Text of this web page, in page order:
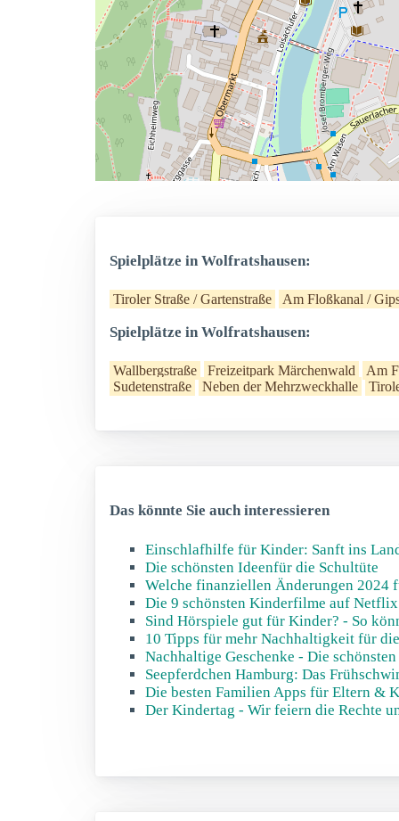
Spielplätze in Wolfratshausen:
Tiroler Straße / Gartenstraße Am Floßkanal /
Spielplätze in Wolfratshausen:
Wallbergstraße Freizeitpark Märchenwald
Am
Sudetenstraße
Neben der Mehrzweckhalle
Das könnte Sie auch interessieren
Einschlafhilfe für Kinder: Sanft ins
Die schönsten Ideenfür die Schultüte
Welche finanziellen Änderungen 2024
Die 9 schönsten Kinderfilme auf Netflix
Sind Hörspiele gut für Kinder? - So
10 Tipps für mehr Nachhaltigkeit für
Nachhaltige Geschenke - Die
Seepferdchen Hamburg: Das
Die besten Familien Apps für Eltern &
Der Kindertag - Wir feiern die Rechte